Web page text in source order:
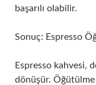
başarılı olabilir.
Sonuç: Espresso
Espresso kahvesi,
dönüşür.